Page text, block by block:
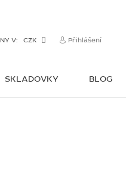
V: CZK Přihlášení
SKLADOVKY BLOG